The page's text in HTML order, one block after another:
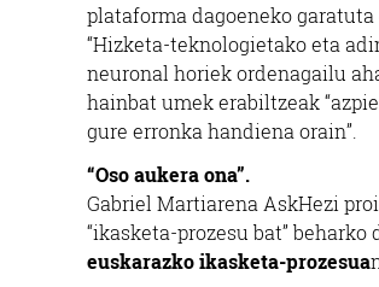
plataforma dagoeneko
“Hizketa-teknologietako eta
neuronal horiek ordenagailu
hainbat umek erabiltzeak
gure erronka handiena orain”.
“Oso aukera ona”.
Gabriel Martiarena AskHezi
“ikasketa-prozesu bat”
euskarazko ikasketa-prozesua